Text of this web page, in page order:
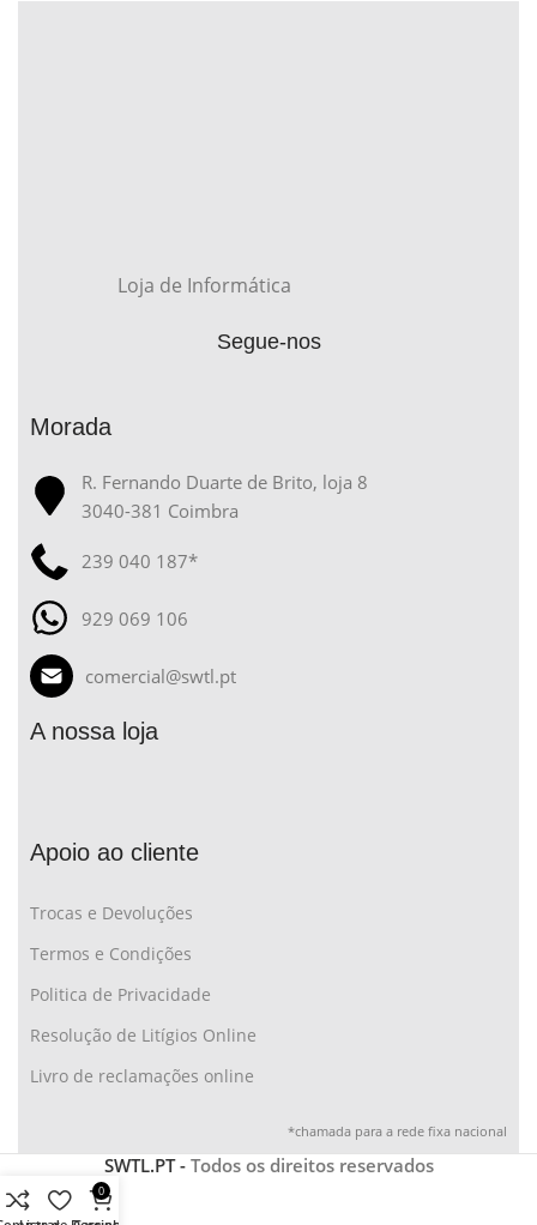
Loja de Informática
Segue-nos
Morada
R. Fernando Duarte de Brito, loja 8
3040-381 Coimbra
239 040 187*
929 069 106
comercial@swtl.pt
A nossa loja
Apoio ao cliente
Trocas e Devoluções
Termos e Condições
Politica de Privacidade
Resolução de Litígios Online
Livro de reclamações online
*chamada para a rede fixa nacional
SWTL.PT - Todos os direitos reservados
0